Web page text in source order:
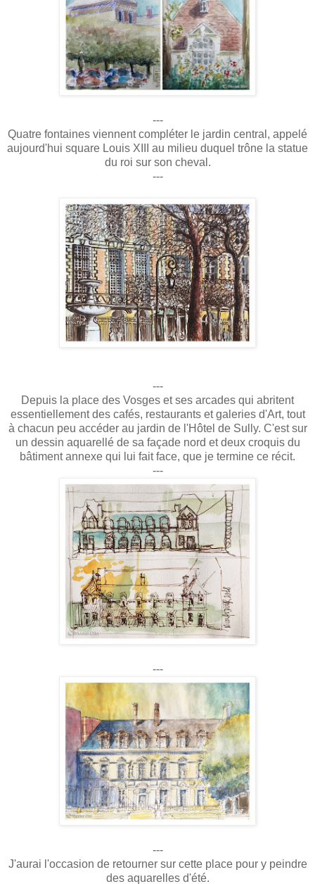
---
Quatre fontaines viennent compléter le jardin central, appelé
aujourd'hui square Louis XIII au milieu duquel trône la statue
du roi sur son cheval.
---
---
Depuis la place des Vosges et ses arcades qui abritent
essentiellement des cafés, restaurants et galeries d'Art, tout
à chacun peu accéder au jardin de l'Hôtel de Sully. C'est sur
un dessin aquarellé de sa façade nord et deux croquis du
bâtiment annexe qui lui fait face, que je termine ce récit.
---
---
---
J'aurai l'occasion de retourner sur cette place pour y peindre
des aquarelles d'été.